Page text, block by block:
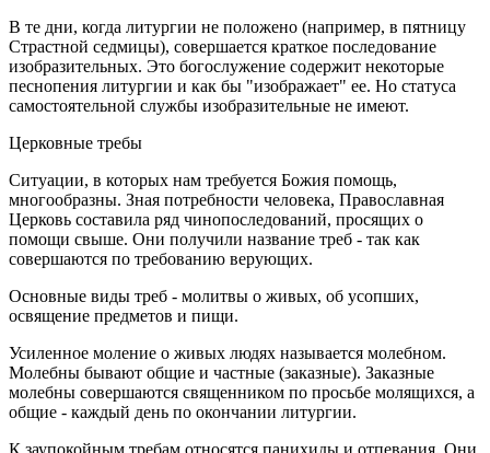
В те дни, когда литургии не положено (например, в пятницу
Страстной седмицы), совершается краткое последование
изобразительных. Это богослужение содержит некоторые
песнопения литургии и как бы "изображает" ее. Но статуса
самостоятельной службы изобразительные не имеют.
Церковные требы
Ситуации, в которых нам требуется Божия помощь,
многообразны. Зная потребности человека, Православная
Церковь составила ряд чинопоследований, просящих о
помощи свыше. Они получили название треб - так как
совершаются по требованию верующих.
Основные виды треб - молитвы о живых, об усопших,
освящение предметов и пищи.
Усиленное моление о живых людях называется молебном.
Молебны бывают общие и частные (заказные). Заказные
молебны совершаются священником по просьбе молящихся, а
общие - каждый день по окончании литургии.
К заупокойным требам относятся панихиды и отпевания. Они